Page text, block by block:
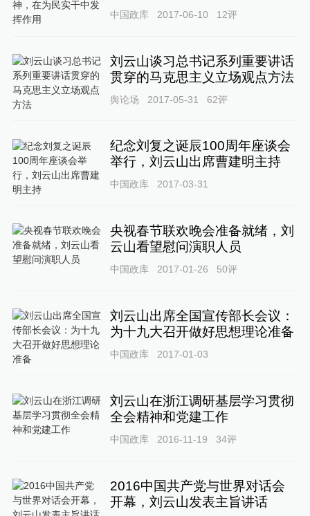
中国政库 2017-06-10 12评
刘云山谈习总书记系列重要讲话
贯穿的马克思主义立场观点方法
舆论场 2017-05-31 62评
纪念刘复之诞辰100周年座谈会
举行，刘云山出席曹建明主持
中国政库 2017-03-31
央视春节联欢晚会准备就绪，刘
云山看望慰问演职人员
中国政库 2017-01-26 50评
刘云山出席全国宣传部长会议：
为十九大召开做好思想理论准备
中国政库 2017-01-03
刘云山在浙江调研基层学习贯彻
全会精神和党建工作
中国政库 2016-11-19 34评
2016中国共产党与世界对话会
开幕，刘云山发表主旨讲话